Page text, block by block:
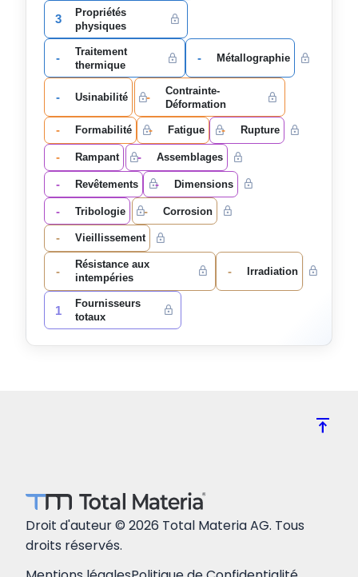
3
Propriétés
physiques
-
Traitement
thermique
- Métallographie
- Usinabilité -
Contrainte-
Déformation
- Formabilité - Fatigue - Rupture
- Rampant - Assemblages
- Revêtements - Dimensions
- Tribologie - Corrosion
- Vieillissement
-
Résistance aux
intempéries
- Irradiation
1
Fournisseurs
totaux
vertical_align_top
Droit d'auteur © 2026 Total Materia AG. Tous
droits réservés.